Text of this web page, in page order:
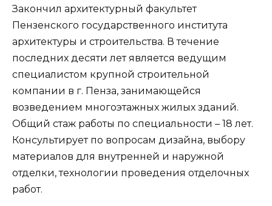
Закончил архитектурный факультет
Пензенского государственного института
архитектуры и строительства. В течение
последних десяти лет является ведущим
специалистом крупной строительной
компании в г. Пенза, занимающейся
возведением многоэтажных жилых зданий.
Общий стаж работы по специальности – 18 лет.
Консультирует по вопросам дизайна, выбору
материалов для внутренней и наружной
отделки, технологии проведения отделочных
работ.